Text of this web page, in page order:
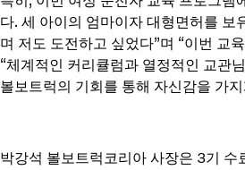
다. 세 아이의 엄마이자 대형면허를 보
며 저도 도전하고 싶었다”며 “이번 교
“체계적인 커리큘럼과 열정적인 교관
볼보트럭의 기회를 통해 자신감을 가
박강석 볼보트럭코리아 사장은 3기 수